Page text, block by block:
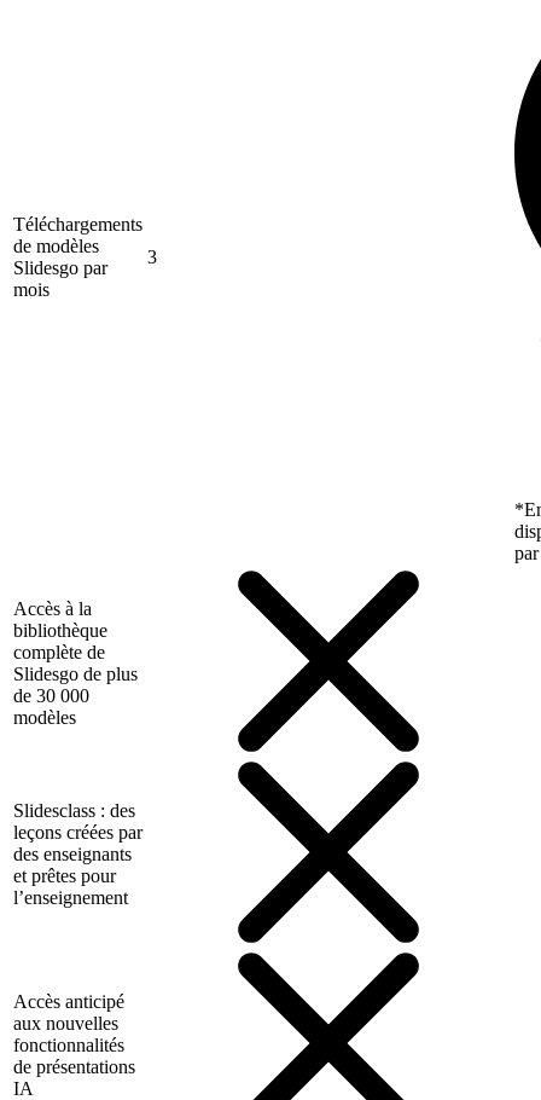
Téléchargements
de modèles
Slidesgo par
mois
3
Accès à la
bibliothèque
complète de
Slidesgo de plus
de 30 000
modèles
Slidesclass : des
leçons créées par
des enseignants
et prêtes pour
l’enseignement
Accès anticipé
aux nouvelles
fonctionnalités
de présentations
IA